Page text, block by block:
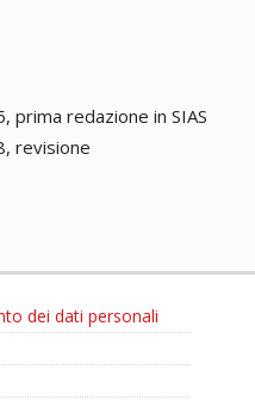
prima redazione in SIAS
revisione
dei dati personali